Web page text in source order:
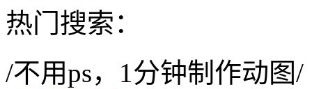
热门搜索：
/不用ps，1分钟制作动图/